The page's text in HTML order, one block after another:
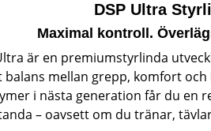
DSP Ultra
Maximal kontroll.
är en premiumstyrlinda
balans mellan grepp, komfort
i nästa generation får du en
– oavsett om du tränar,